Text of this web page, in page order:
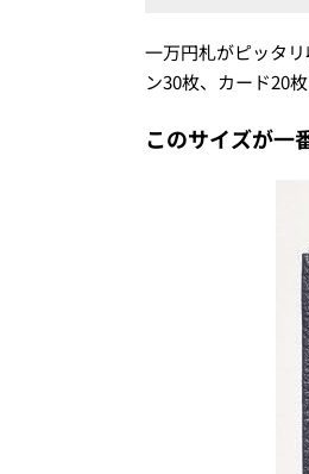
一万円札がピッタ
ン30枚、カード20
このサイズが一